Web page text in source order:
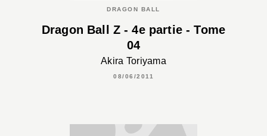
DRAGON BALL
Dragon Ball Z - 4e partie - Tome
04
Akira Toriyama
08/06/2011